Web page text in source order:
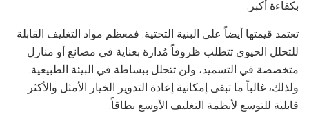
بكفاءة أكبر.
تعتمد قيمتها أيضاً على البنية التحتية. فمعظم مواد التغليف القابلة
للتحلل الحيوي تتطلب ظروفاً مُدارة بعناية في مصانع أو منازل
متخصصة في التسميد، ولن تتحلل ببساطة في البيئة الطبيعية.
ولذلك، غالباً ما تبقى إمكانية إعادة التدوير الخيار الأمثل والأكثر
قابلية للتوسع لأنظمة التغليف الأوسع نطاقاً.